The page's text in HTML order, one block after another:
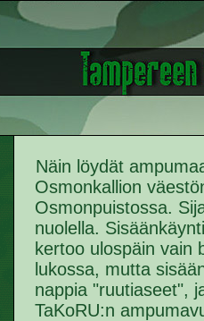
Näin löydät
Osmonkallion
Osmonpuistossa.
nuolella.
kertoo ulospäin vain
lukossa, mutta
nappia "ruutiaseet",
TaKoRU:n